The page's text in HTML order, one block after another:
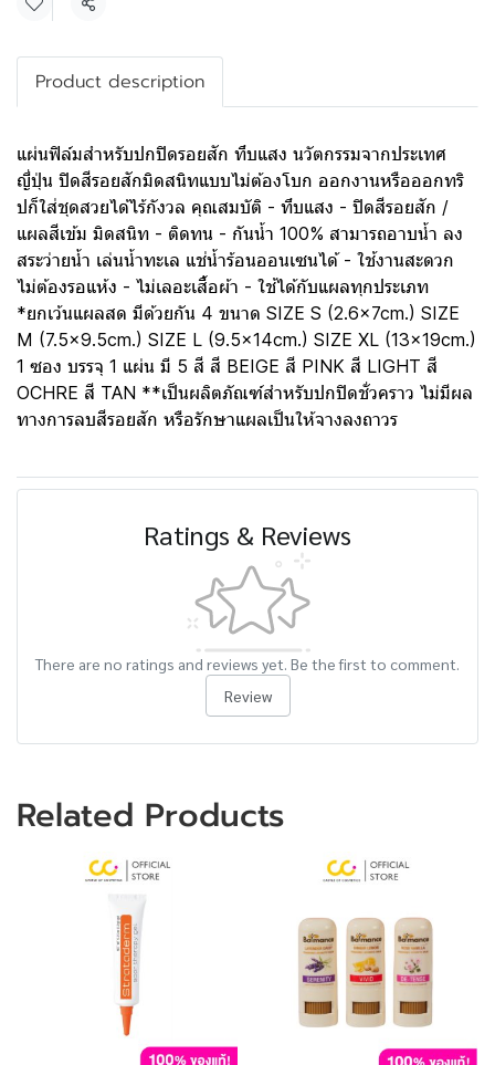
Share
Product description
แผ่นฟิล์มสำหรับปกปิดรอยสัก ทึบแสง นวัตกรรมจากประเทศ
ญี่ปุ่น ปิดสีรอยสักมิดสนิทแบบไม่ต้องโบก ออกงานหรือออกทริ
ปก็ใส่ชุดสวยได้ไร้กังวล คุณสมบัติ - ทึบแสง - ปิดสีรอยสัก /
แผลสีเข้ม มิดสนิท - ติดทน - กันน้ำ 100% สามารถอาบน้ำ ลง
สระว่ายน้ำ เล่นน้ำทะเล แช่น้ำร้อนออนเซนได้ - ใช้งานสะดวก
ไม่ต้องรอแห้ง - ไม่เลอะเสื้อผ้า - ใช้ได้กับแผลทุกประเภท
*ยกเว้นแผลสด มีด้วยกัน 4 ขนาด SIZE S (2.6x7cm.) SIZE
M (7.5x9.5cm.) SIZE L (9.5x14cm.) SIZE XL (13x19cm.)
1 ซอง บรรจุ 1 แผ่น มี 5 สี สี BEIGE สี PINK สี LIGHT สี
OCHRE สี TAN **เป็นผลิตภัณฑ์สำหรับปกปิดชั่วคราว ไม่มีผล
ทางการลบสีรอยสัก หรือรักษาแผลเป็นให้จางลงถาวร
Ratings & Reviews
There are no ratings and reviews yet. Be the first to comment.
Review
Related Products